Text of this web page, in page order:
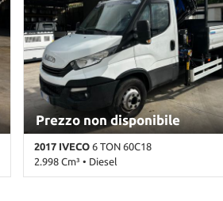
Prezzo non disponibile
2017 IVECO6 TON 60C18
2.998 Cm³ • Diesel